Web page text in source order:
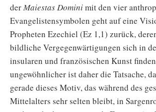
derMaiestas Dominimit den vier
Evangelistensymbolen geht auf eine
Propheten Ezechiel (Ez 1,1) zurück,
bildliche Vergegenwärtigungen sich in
insularen und französischen Kunst
ungewöhnlicher ist daher die Tatsache,
gerade dieses Motiv, das während des
Mittelalters sehr selten bleibt, in